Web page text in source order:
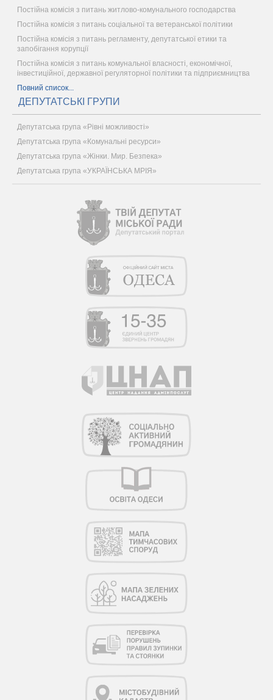
Постійна комісія з питань житлово-комунального господарства
Постійна комісія з питань соціальної та ветеранської політики
Постійна комісія з питань регламенту, депутатської етики та
запобігання корупції
Постійна комісія з питань комунальної власності, економічної,
інвестиційної, державної регуляторної політики та підприємництва
Повний список...
ДЕПУТАТСЬКІ ГРУПИ
Депутатська група «Рівні можливості»
Депутатська група «Комунальні ресурси»
Депутатська група «Жінки. Мир. Безпека»
Депутатська група «УКРАЇНСЬКА МРІЯ»